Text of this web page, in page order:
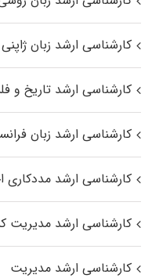
کارشناسی ارشد زبان ژاپنی
کارشناسی ارشد تاریخ و
کارشناسی ارشد زبان
کارشناسی ارشد مددکاری
کارشناسی ارشد مدیریت
کارشناسی ارشد مدیریت